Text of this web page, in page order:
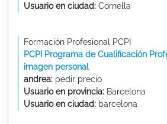
Usuario en ciudad: Cornella
Formación Profesional PCPI
PCPI Programa de Cualificación
imagen personal
andrea: pedir precio
Usuario en provincia: Barcelona
Usuario en ciudad: barcelona